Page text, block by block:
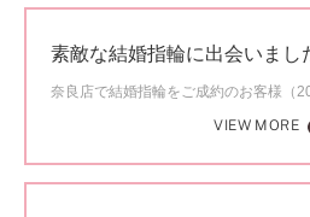
素敵な結婚指輪に出会いまし
奈良店で結婚指輪をご成約のお客様（
VIEW MORE